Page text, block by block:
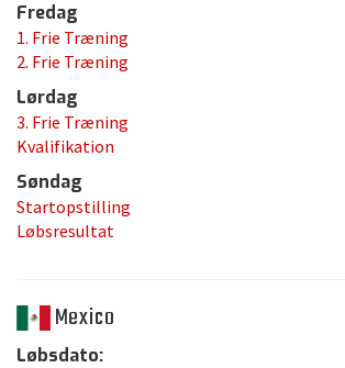
Fredag
1. Frie Træning
2. Frie Træning
Lørdag
3. Frie Træning
Kvalifikation
Søndag
Startopstilling
Løbsresultat
Mexico
Løbsdato: